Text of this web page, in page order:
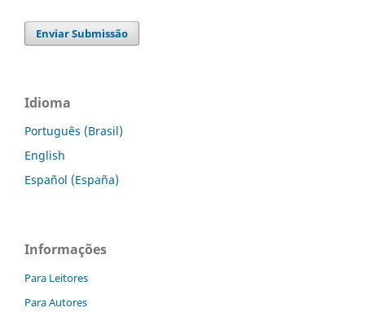
Enviar Submissão
Idioma
Português (Brasil)
English
Español (España)
Informações
Para Leitores
Para Autores